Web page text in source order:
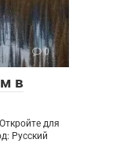
0
в
для
Русский